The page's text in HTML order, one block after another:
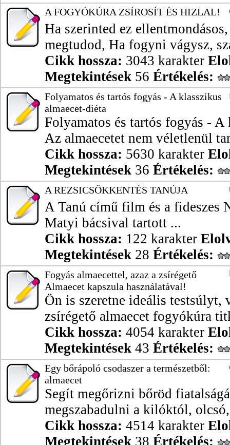
A FOGYÓKÚRA ZSÍROSÍT ÉS HIZLAL!
Ha szerinted ez
megtudod, Ha fogyni vágysz,
Cikk hossza: 3043 karakter
Megtekintések 56 Értékelés:
Folyamatos és tartós fogyás - A klasszikus
almaecet-diéta
Folyamatos és tartós fogyás -
Az almaecetet nem véletlenül
Cikk hossza: 5630 karakter
Megtekintések 36 Értékelés:
A REZSICSÖKKENTÉS TANÚJA
A Tanú című film és a fideszes
Matyi bácsival tartott ...
Cikk hossza: 122 karakter
Megtekintések 28 Értékelés:
Fogyás almaecettel, azaz a zsírégető
Almaecet kapszula használatával!
Ön is szeretne ideális testsúlyt,
zsírégető almaecet fogyókúra
Cikk hossza: 4054 karakter
Megtekintések 43 Értékelés:
Egy bőrápoló csodaszer a természetből:
almaecet
Segít megőrizni bőröd
megszabadulni a kilóktól,
Cikk hossza: 4514 karakter
Megtekintések 38 Értékelés: